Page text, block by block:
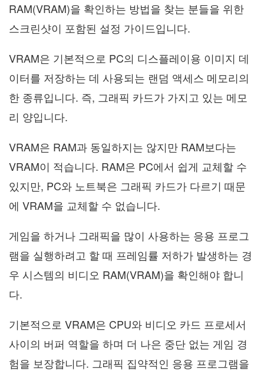
RAM(VRAM)을 확인하는 방법을 찾는 분들을 위한
스크린샷이 포함된 설정 가이드입니다.
VRAM은 기본적으로 PC의 디스플레이용 이미지 데
이터를 저장하는 데 사용되는 랜덤 액세스 메모리의
한 종류입니다. 즉, 그래픽 카드가 가지고 있는 메모
리 양입니다.
VRAM은 RAM과 동일하지는 않지만 RAM보다는
VRAM이 적습니다. RAM은 PC에서 쉽게 교체할 수
있지만, PC와 노트북은 그래픽 카드가 다르기 때문
에 VRAM을 교체할 수 없습니다.
게임을 하거나 그래픽을 많이 사용하는 응용 프로그
램을 실행하려고 할 때 프레임률 저하가 발생하는 경
우 시스템의 비디오 RAM(VRAM)을 확인해야 합니
다.
기본적으로 VRAM은 CPU와 비디오 카드 프로세서
사이의 버퍼 역할을 하며 더 나은 중단 없는 게임 경
험을 보장합니다. 그래픽 집약적인 응용 프로그램을